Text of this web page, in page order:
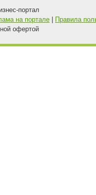
портал
на портале
Правила
офертой